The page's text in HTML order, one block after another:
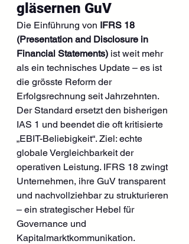
gläsernen GuV
Die Einführung von IFRS 18
(Presentation and Disclosure in
Financial Statements) ist weit mehr
als ein technisches Update – es ist
die grösste Reform der
Erfolgsrechnung seit Jahrzehnten.
Der Standard ersetzt den bisherigen
IAS 1 und beendet die oft kritisierte
„EBIT-Beliebigkeit“. Ziel: echte
globale Vergleichbarkeit der
operativen Leistung. IFRS 18 zwingt
Unternehmen, ihre GuV transparent
und nachvollziehbar zu strukturieren
– ein strategischer Hebel für
Governance und
Kapitalmarktkommunikation.